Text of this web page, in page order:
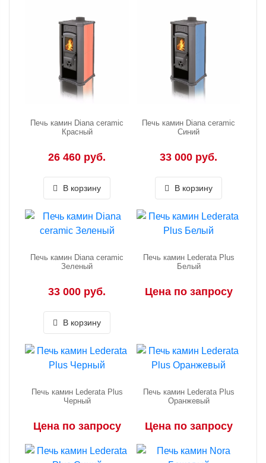
Печь камин Diana ceramic
Красный
26 460 руб.
В корзину
Печь камин Diana ceramic
Синий
33 000 руб.
В корзину
Печь камин Diana ceramic
Зеленый
33 000 руб.
В корзину
Печь камин Lederata Plus
Белый
Цена по запросу
Печь камин Lederata Plus
Черный
Цена по запросу
Печь камин Lederata Plus
Оранжевый
Цена по запросу